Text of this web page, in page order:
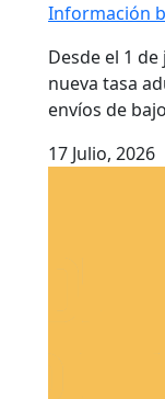
Información
Desde el 1
nueva tasa
envíos de
17 Julio, 2026